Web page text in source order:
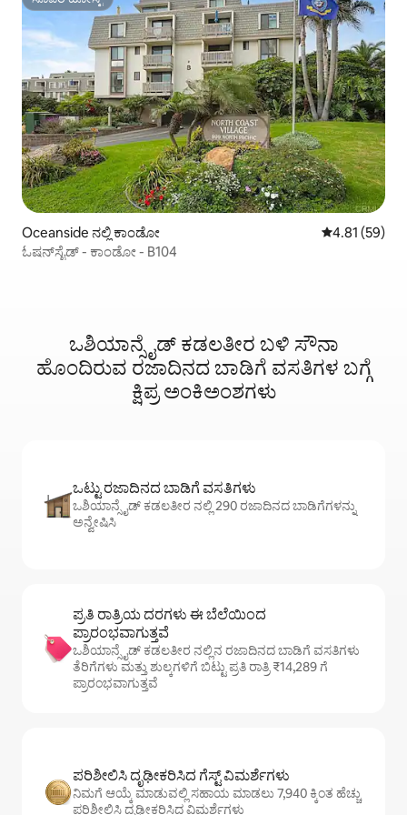
ಸೂಪರ್‌ಹೋಸ್ಟ್
Oceanside ನಲ್ಲಿ ಕಾಂಡೋ 5 ರಲ್ಲಿ 4.81
4.81 (59)
ಓಷನ್‌ಸೈಡ್ - ಕಾಂಡೋ - B104
ಒಶಿಯಾನ್ಸೈಡ್ ಕಡಲತೀರ ಬಳಿ ಸೌನಾ
ಹೊಂದಿರುವ ರಜಾದಿನದ ಬಾಡಿಗೆ ವಸತಿಗಳ ಬಗ್ಗೆ
ಕ್ಷಿಪ್ರ ಅಂಕಿಅಂಶಗಳು
ಒಟ್ಟು ರಜಾದಿನದ ಬಾಡಿಗೆ ವಸತಿಗಳು
ಒಶಿಯಾನ್ಸೈಡ್ ಕಡಲತೀರ ನಲ್ಲಿ 290 ರಜಾದಿನದ ಬಾಡಿಗೆಗಳನ್ನು
ಅನ್ವೇಷಿಸಿ
ಪ್ರತಿ ರಾತ್ರಿಯ ದರಗಳು ಈ ಬೆಲೆಯಿಂದ
ಪ್ರಾರಂಭವಾಗುತ್ತವೆ
ಒಶಿಯಾನ್ಸೈಡ್ ಕಡಲತೀರ ನಲ್ಲಿನ ರಜಾದಿನದ ಬಾಡಿಗೆ ವಸತಿಗಳು
ತೆರಿಗೆಗಳು ಮತ್ತು ಶುಲ್ಕಗಳಿಗೆ ಬಿಟ್ಟು ಪ್ರತಿ ರಾತ್ರಿ ₹14,289 ಗೆ
ಪ್ರಾರಂಭವಾಗುತ್ತವೆ
ಪರಿಶೀಲಿಸಿ ದೃಢೀಕರಿಸಿದ ಗೆಸ್ಟ್ ವಿಮರ್ಶೆಗಳು
ನಿಮಗೆ ಆಯ್ಕೆ ಮಾಡುವಲ್ಲಿ ಸಹಾಯ ಮಾಡಲು 7,940 ಕ್ಕಿಂತ ಹೆಚ್ಚು
ಪರಿಶೀಲಿಸಿ ದೃಢೀಕರಿಸಿದ ವಿಮರ್ಶೆಗಳು